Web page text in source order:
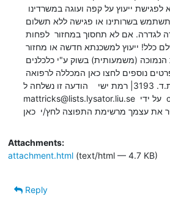
טבעית |ת.ד. 3193| רמת ישי    הודעה זו נשלחה ל-
mattricks@lists.lysator.liu.se  על ידי  ourschool10@gmail.com
את עצמך מרשימת התפוצה לחץ/י  כאן
Attachments:
attachment.html(text/html — 4.7 KB)
Reply